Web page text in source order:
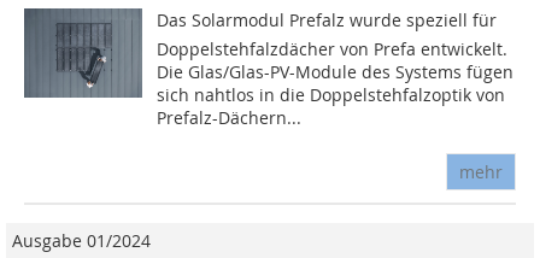
Das Solarmodul Prefalz wurde speziell für
Doppelstehfalzdächer von Prefa entwickelt.
Die Glas/Glas-PV-Module des Systems fügen
sich nahtlos in die Doppelstehfalzoptik von
Prefalz-Dächern...
mehr
Ausgabe 01/2024